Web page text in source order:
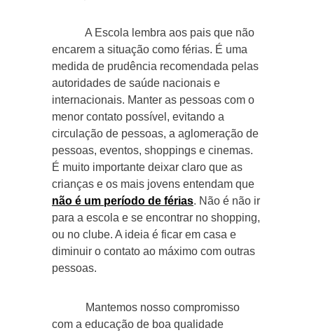
A Escola lembra aos pais que não
encarem a situação como férias. É uma
medida de prudência recomendada pelas
autoridades de saúde nacionais e
internacionais. Manter as pessoas com o
menor contato possível, evitando a
circulação de pessoas, a aglomeração de
pessoas, eventos, shoppings e cinemas.
É muito importante deixar claro que as
crianças e os mais jovens entendam que
não é um período de férias. Não é não ir
para a escola e se encontrar no shopping,
ou no clube. A ideia é ficar em casa e
diminuir o contato ao máximo com outras
pessoas.
Mantemos nosso compromisso
com a educação de boa qualidade